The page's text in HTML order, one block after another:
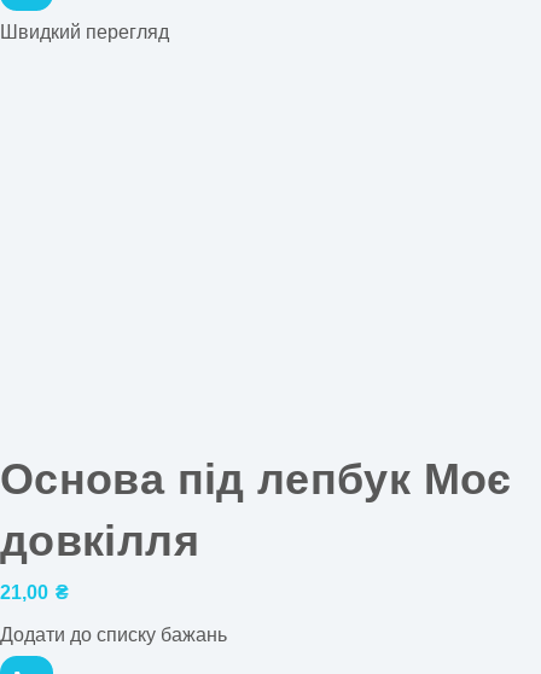
Швидкий перегляд
Основа під лепбук Моє
довкілля
21,00 ₴
Додати до списку бажань